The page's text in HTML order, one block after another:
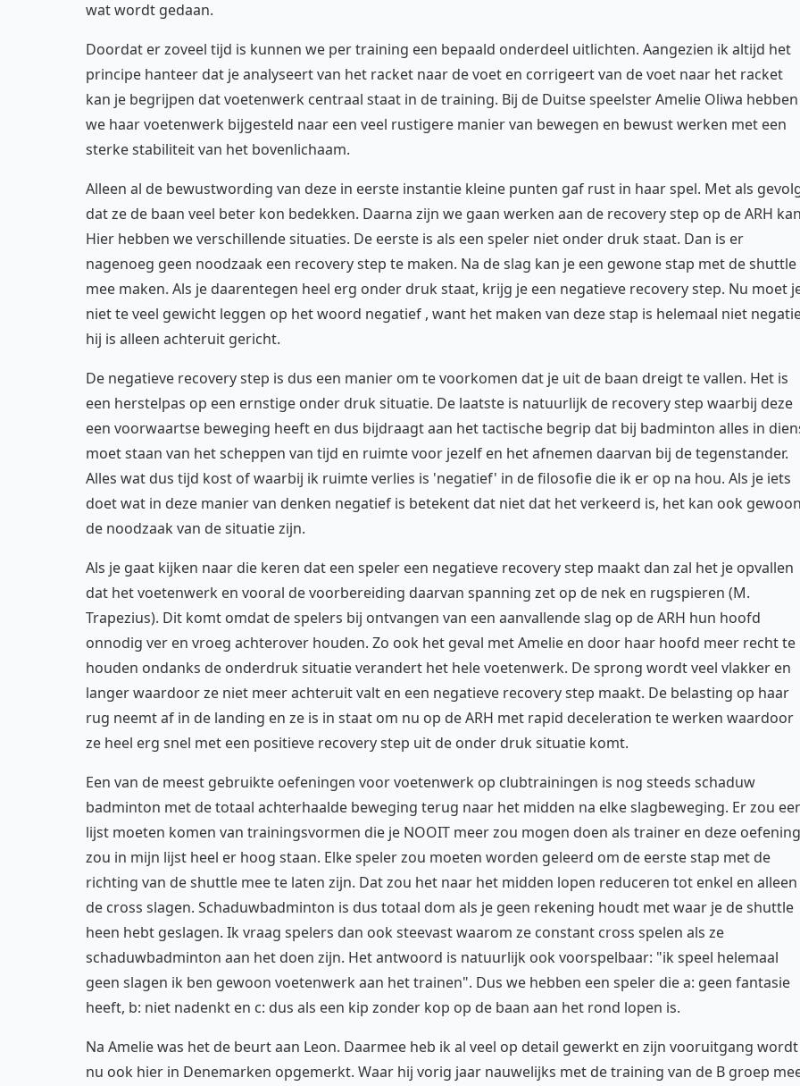
wat wordt gedaan.
Doordat er zoveel tijd is kunnen we per training een bepaald onderdeel uitlichten. Aangezien ik altijd het
principe hanteer dat je analyseert van het racket naar de voet en corrigeert van de voet naar het racket
kan je begrijpen dat voetenwerk centraal staat in de training. Bij de Duitse speelster Amelie Oliwa hebben
we haar voetenwerk bijgesteld naar een veel rustigere manier van bewegen en bewust werken met een
sterke stabiliteit van het bovenlichaam.
Alleen al de bewustwording van deze in eerste instantie kleine punten gaf rust in haar spel. Met als
dat ze de baan veel beter kon bedekken. Daarna zijn we gaan werken aan de recovery step op de ARH
Hier hebben we verschillende situaties. De eerste is als een speler niet onder druk staat. Dan is er
nagenoeg geen noodzaak een recovery step te maken. Na de slag kan je een gewone stap met de shuttle
mee maken. Als je daarentegen heel erg onder druk staat, krijg je een negatieve recovery step. Nu moet
niet te veel gewicht leggen op het woord negatief , want het maken van deze stap is helemaal niet
hij is alleen achteruit gericht.
De negatieve recovery step is dus een manier om te voorkomen dat je uit de baan dreigt te vallen. Het is
een herstelpas op een ernstige onder druk situatie. De laatste is natuurlijk de recovery step waarbij deze
een voorwaartse beweging heeft en dus bijdraagt aan het tactische begrip dat bij badminton alles in
moet staan van het scheppen van tijd en ruimte voor jezelf en het afnemen daarvan bij de tegenstander.
Alles wat dus tijd kost of waarbij ik ruimte verlies is 'negatief' in de filosofie die ik er op na hou. Als je iets
doet wat in deze manier van denken negatief is betekent dat niet dat het verkeerd is, het kan ook
de noodzaak van de situatie zijn.
Als je gaat kijken naar die keren dat een speler een negatieve recovery step maakt dan zal het je opvallen
dat het voetenwerk en vooral de voorbereiding daarvan spanning zet op de nek en rugspieren (M.
Trapezius). Dit komt omdat de spelers bij ontvangen van een aanvallende slag op de ARH hun hoofd
onnodig ver en vroeg achterover houden. Zo ook het geval met Amelie en door haar hoofd meer recht te
houden ondanks de onderdruk situatie verandert het hele voetenwerk. De sprong wordt veel vlakker en
langer waardoor ze niet meer achteruit valt en een negatieve recovery step maakt. De belasting op haar
rug neemt af in de landing en ze is in staat om nu op de ARH met rapid deceleration te werken waardoor
ze heel erg snel met een positieve recovery step uit de onder druk situatie komt.
Een van de meest gebruikte oefeningen voor voetenwerk op clubtrainingen is nog steeds schaduw
badminton met de totaal achterhaalde beweging terug naar het midden na elke slagbeweging. Er zou
lijst moeten komen van trainingsvormen die je NOOIT meer zou mogen doen als trainer en deze oefening
zou in mijn lijst heel er hoog staan. Elke speler zou moeten worden geleerd om de eerste stap met de
richting van de shuttle mee te laten zijn. Dat zou het naar het midden lopen reduceren tot enkel en alleen
de cross slagen. Schaduwbadminton is dus totaal dom als je geen rekening houdt met waar je de shuttle
heen hebt geslagen. Ik vraag spelers dan ook steevast waarom ze constant cross spelen als ze
schaduwbadminton aan het doen zijn. Het antwoord is natuurlijk ook voorspelbaar: "ik speel helemaal
geen slagen ik ben gewoon voetenwerk aan het trainen". Dus we hebben een speler die a: geen fantasie
heeft, b: niet nadenkt en c: dus als een kip zonder kop op de baan aan het rond lopen is.
Na Amelie was het de beurt aan Leon. Daarmee heb ik al veel op detail gewerkt en zijn vooruitgang wordt
nu ook hier in Denemarken opgemerkt. Waar hij vorig jaar nauwelijks met de training van de B groep